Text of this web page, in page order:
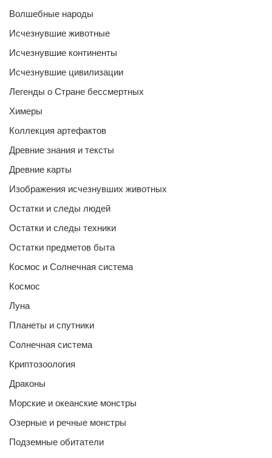
Волшебные народы
Исчезнувшие животные
Исчезнувшие континенты
Исчезнувшие цивилизации
Легенды о Стране бессмертных
Химеры
Коллекция артефактов
Древние знания и тексты
Древние карты
Изображения исчезнувших животных
Остатки и следы людей
Остатки и следы техники
Остатки предметов быта
Космос и Солнечная система
Космос
Луна
Планеты и спутники
Солнечная система
Криптозоология
Драконы
Морские и океанские монстры
Озерные и речные монстры
Подземные обитатели